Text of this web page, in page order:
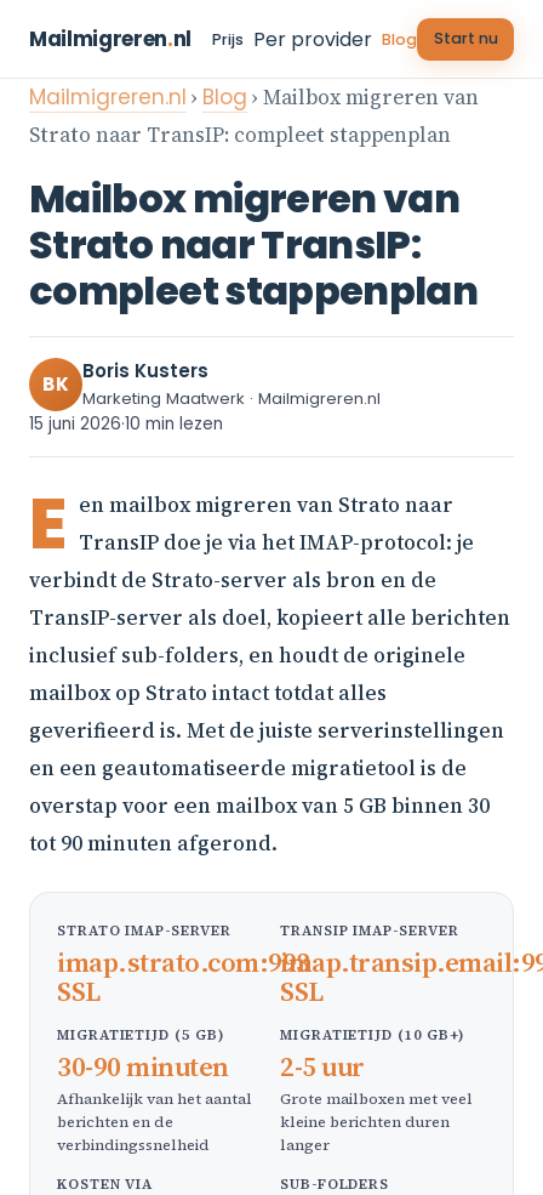
Mailmigreren.nl Prijs Per provider Blog Start nu
Mailmigreren.nl › Blog › Mailbox migreren van
Strato naar TransIP: compleet stappenplan
Mailbox migreren van
Strato naar TransIP:
compleet stappenplan
BK Boris Kusters
Marketing Maatwerk · Mailmigreren.nl
15 juni 2026·10 min lezen
E en mailbox migreren van Strato naar
TransIP doe je via het IMAP-protocol: je
verbindt de Strato-server als bron en de
TransIP-server als doel, kopieert alle berichten
inclusief sub-folders, en houdt de originele
mailbox op Strato intact totdat alles
geverifieerd is. Met de juiste serverinstellingen
en een geautomatiseerde migratietool is de
overstap voor een mailbox van 5 GB binnen 30
tot 90 minuten afgerond.
STRATO IMAP-SERVER
imap.strato.com:993
SSL
TRANSIP IMAP-SERVER
SSL
MIGRATIETIJD (5 GB)
30-90 minuten
Afhankelijk van het aantal
berichten en de
verbindingssnelheid
MIGRATIETIJD (10 GB+)
2-5 uur
Grote mailboxen met veel
kleine berichten duren
langer
KOSTEN VIA
SUB-FOLDERS